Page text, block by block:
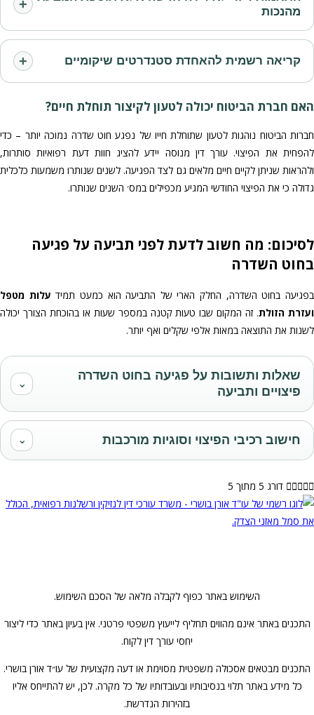
מהנכות
+
קריאה רשמית להאחדת סטנדרטים שיקומיים +
האם חברת הביטוח יכולה לטעון לקיצור תוחלת חיים?
חברות הביטוח נוהגות לטעון שתוחלת חייו של נפגע חוט שדרה נמוכה יותר – כדי
להפחית את הפיצוי. עורך דין מנוסה יידע להציג חוות דעת רפואיות סותרות,
ולהראות שניתן לקיים חיים מלאים גם לצד הפגיעה. לשנים שנותרו משמעות כלכלית
גדולה כי את הפיצוי החודשי המגיע מכפילים במס׳ השנים שנותרו.
לסיכום: מה חשוב לדעת לפני תביעה על פגיעה
בחוט השדרה
בפגיעה בחוט השדרה, החלק הארי של התביעה הוא כמעט תמיד עלות מטפל
ועזרת הזולת. זה המקום שבו טעות קטנה במספר שעות או בהוכחת הצורך יכולה
לשנות את התוצאה במאות אלפי שקלים ואף יותר.
שאלות ותשובות על פגיעה בחוט השדרה
פיצויים ותביעה
⌄
חישוב רכיבי הפיצוי וסוגיות מורכבות ⌄
 דורג 5 מתוך 5
השימוש באתר כפוף לקבלה מלאה של הסכם השימוש.
התכנים באתר אינם מהווים תחליף לייעוץ משפטי פרטני. אין בעיון באתר כדי ליצור
יחסי עורך דין לקוח.
התכנים מבטאים אסכולה משפטית מסוימת או דעה מקצועית של עו״ד אורן בושרי.
כל מידע באתר תלוי בנסיבותיו ובעובדותיו של כל מקרה. לכן, יש להתייחס אליו
בזהירות הנדרשת.